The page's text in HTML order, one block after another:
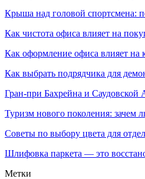
Крыша над головой спортсмена:
Как чистота офиса влияет на
Как оформление офиса влияет на
Как выбрать подрядчика для
Гран-при Бахрейна и Саудовской
Туризм нового поколения: зачем
Советы по выбору цвета для
Шлифовка паркета — это
Метки